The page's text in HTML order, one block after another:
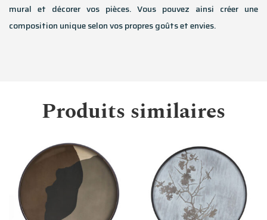
mural et décorer vos pièces. Vous pouvez ainsi créer une
composition unique selon vos propres goûts et envies.
Produits similaires